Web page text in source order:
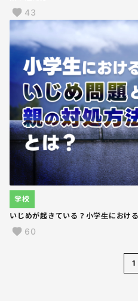
43
いじめが起きている？小学生におけ
学校
60
1